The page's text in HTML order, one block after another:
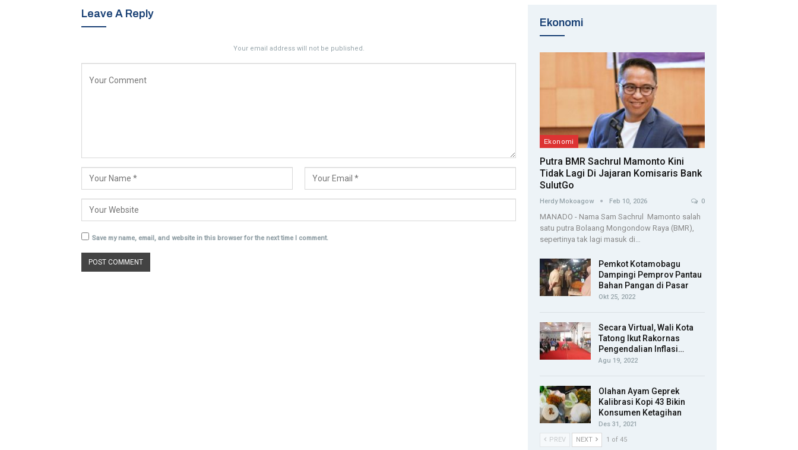
Leave A Reply
Your email address will not be published.
Save my name, email, and website in this browser for the next time I comment.
Ekonomi
Ekonomi
Putra BMR Sachrul Mamonto Kini
Tidak Lagi Di Jajaran Komisaris Bank
SulutGo
Herdy Mokoagow Feb 10, 2026 0
MANADO - Nama Sam Sachrul Mamonto salah
satu putra Bolaang Mongondow Raya (BMR),
sepertinya tak lagi masuk di…
Pemkot Kotamobagu
Dampingi Pemprov Pantau
Bahan Pangan di Pasar
Okt 25, 2022
Secara Virtual, Wali Kota
Tatong Ikut Rakornas
Pengendalian Inflasi…
Agu 19, 2022
Olahan Ayam Geprek
Kalibrasi Kopi 43 Bikin
Konsumen Ketagihan
Des 31, 2021
PREV
NEXT 1 of 45